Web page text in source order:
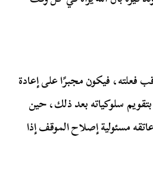
فيكون مجبرًا على إعادة
سلوكياته بعد ذلك، حين
مسئولية إصلاح الموقف إذا